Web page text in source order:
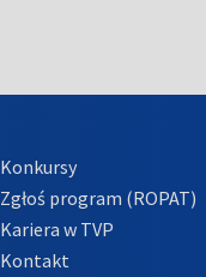
Konkursy
Zgłoś program (ROPAT)
Kariera w TVP
Kontakt